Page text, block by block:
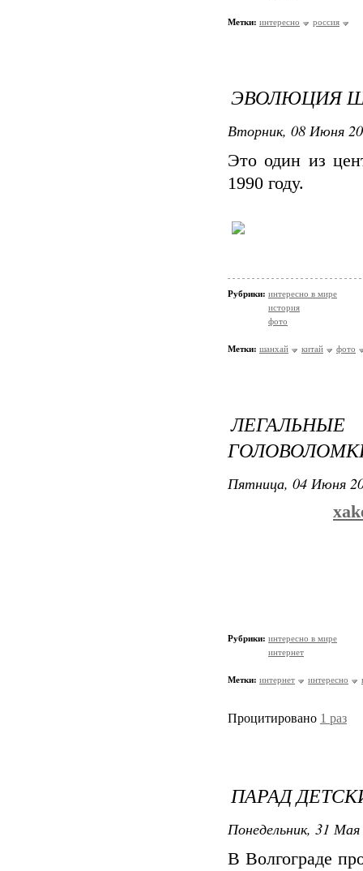
Метки: интересно россия
ЭВОЛЮЦИЯ
Вторник, 08 Июня
Это один из
1990 году.
Рубрики: интересно в мире
история
фото
Метки: шанхай китай фото
Пятница, 04 Июня
Рубрики: интересно в мире
интернет
Метки: интернет интересно
Процитировано 1 раз
ПАРАД
Понедельник, 31
В Волгограде